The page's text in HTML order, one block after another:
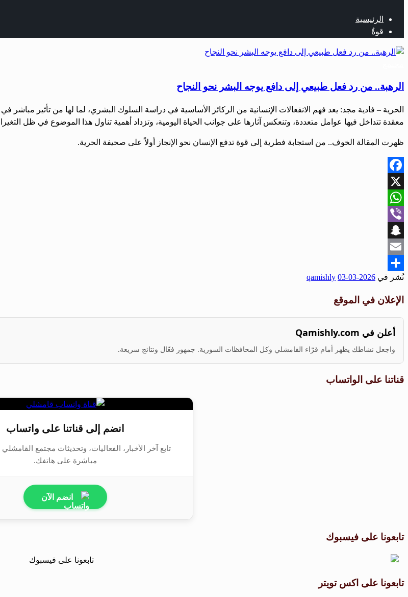
الرئيسية
قوةٌ
الرهبة.. من رد فعل طبيعي إلى دافع يوجه البشر نحو النجاح
‏‏الحرية – فادية مجد: ‏يعد فهم الانفعالات الإنسانية من الركائز الأساسية في دراسة السلوك البشري، لما لها من تأثير
معقدة تتداخل فيها عوامل متعددة، وتنعكس آثارها على جوانب الحياة اليومية، وتزداد أهمية تناول هذا الموضوع في ظل
ظهرت المقالة الخوف.. من استجابة فطرية إلى قوة تدفع الإنسان نحو الإنجاز أولاً على صحيفة الحرية.
Facebook
X
WhatsApp
Viber
Snapchat
Email
Share
نُشر في 2026-03-03
qamishly
الإعلان في الموقع
أعلن في Qamishly.com
واجعل نشاطك يظهر أمام قرّاء القامشلي وكل المحافظات السورية. جمهور فعّال ونتائج سريعة.
قناتنا على الواتساب
انضم إلى قناتنا على واتساب
تابع آخر الأخبار، الفعاليات، وتحديثات مجتمع
مباشرة على هاتفك.
انضم الآن
تابعونا على فيسبوك
تابعونا على اكس تويتر